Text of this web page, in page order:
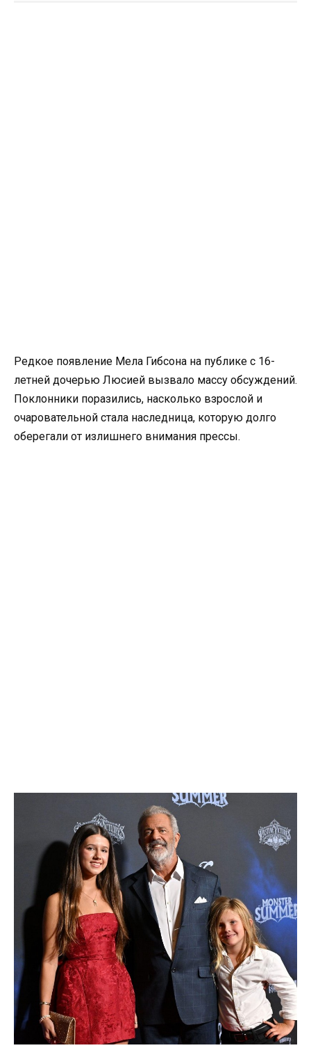
Редкое появление Мела Гибсона на публике с 16-
летней дочерью Люсией вызвало массу обсуждений.
Поклонники поразились, насколько взрослой и
очаровательной стала наследница, которую долго
оберегали от излишнего внимания прессы.